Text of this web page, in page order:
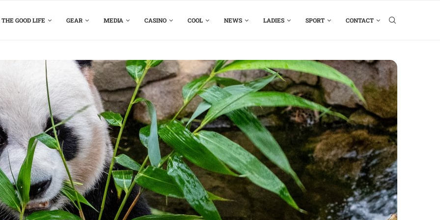
THE GOOD LIFE GEAR MEDIA CASINO COOL NEWS LADIES SPORT CONTACT